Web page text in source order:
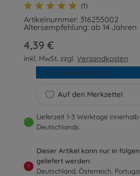
(1)
Artikelnummer: 316255002
Altersempfehlung: ab 14 Jahren
4,39 €
inkl. MwSt. zzgl.Versandkosten
Auf den Merkzettel
In den Warenkorb
Lieferzeit 1-3 Werktage innerhalb
Deutschlands.
!
Dieser Artikel kann nur in
geliefert werden:
Deutschland, Österreich,